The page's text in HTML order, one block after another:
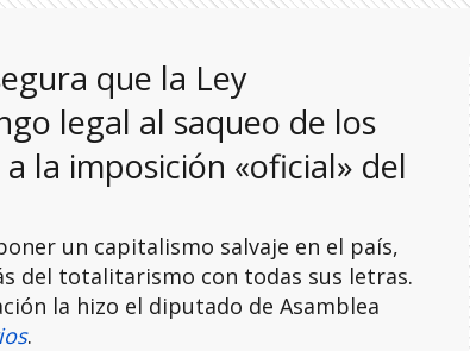
que la Ley
legal al saqueo de los
la imposición «oficial» del
un capitalismo salvaje en el país,
del totalitarismo con todas sus letras.
la hizo el diputado de Asamblea
.